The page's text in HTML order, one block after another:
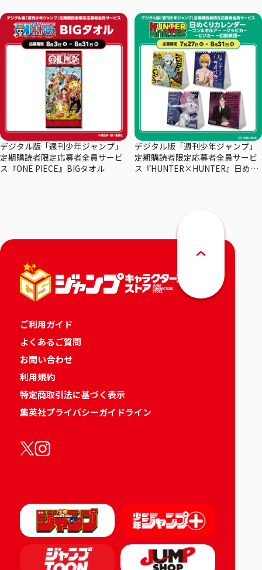
デジタル版「週刊少年ジャンプ」
定期購読者限定応募者全員サービ
ス『ONE PIECE』BIGタオル
デジタル版「週刊少年ジャンプ」
定期購読者限定応募者全員サービ
ス『HUNTER×HUNTER』日めく
ご利用ガイド
よくあるご質問
お問い合わせ
利用規約
特定商取引法に基づく表示
集英社プライバシーガイドライン